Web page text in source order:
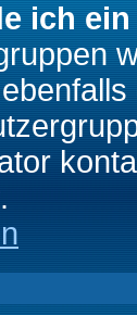
ich